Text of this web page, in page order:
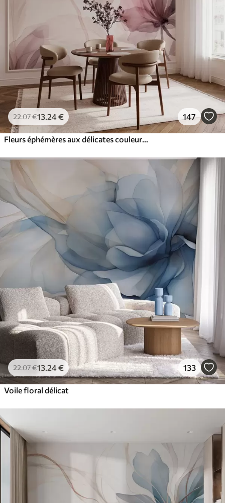
22.07€13 .24€ 147
22.07€13 .24€ 133
Voile floral délicat